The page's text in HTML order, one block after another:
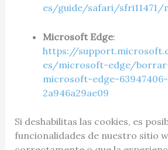
es/guide/safari/sfri11471/
Microsoft Edge:
https://
es/microsoft-edge/
microsoft-edge-
2a946a29ae09
Si deshabilitas las cookies, es
funcionalidades de nuestro sitio